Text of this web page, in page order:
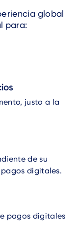
global
para:
justo a la
de su
digitales.
pagos digitales